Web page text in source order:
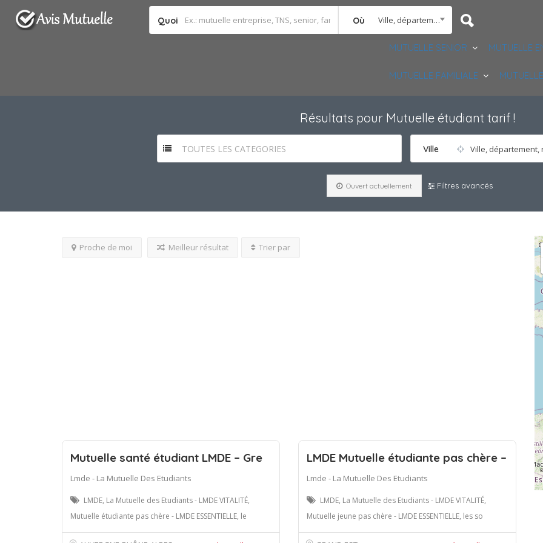
Quoi Où Ville, département, région
MUTUELLE SENIOR MUTUELLE
MUTUELLE FAMILIALE
Résultats pour Mutuelle étudiant tarif!
TOUTES LES CATEGORIES Ville Ville, département,
Ouvert actuellement Filtres avancés
Proche de moi Meilleur résultat Trier par
Mutuelle santé étudiant LMDE – Gre
Lmde - La Mutuelle Des Etudiants
LMDE, La Mutuelle des Etudiants - LMDE VITALITÉ,
Mutuelle étudiante pas chère - LMDE ESSENTIELLE, le
LMDE Mutuelle étudiante pas chère –
Lmde - La Mutuelle Des Etudiants
LMDE, La Mutuelle des Etudiants - LMDE VITALITÉ,
Mutuelle jeune pas chère - LMDE ESSENTIELLE, les so